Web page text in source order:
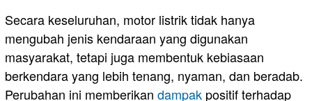
Secara keseluruhan, motor listrik tidak hanya
mengubah jenis kendaraan yang digunakan
masyarakat, tetapi juga membentuk kebiasaan
berkendara yang lebih tenang, nyaman, dan beradab.
Perubahan ini memberikan dampak positif terhadap